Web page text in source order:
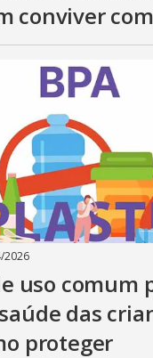
conviver
2026
uso comum
das
proteger